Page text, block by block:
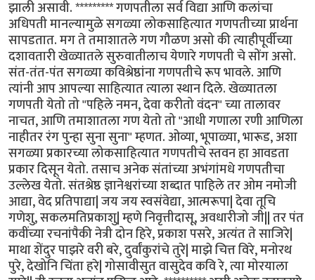
झाली असावी. ********* गणपतीला सर्व विद्या आणि कलांचा
अधिपती मानल्यामुळे सगळ्या लोकसाहित्यात गणपतीच्या प्रार्थना
सापडतात. मग ते तमाशातले गण गौळण असो की त्याहीपूर्वीच्या
दशावतारी खेळ्यातले सुरुवातीलाच येणारे गणपती चे सोंग असो.
संत-तंत-पंत सगळ्या कविश्रेष्ठांना गणपतीचे रूप भावले. आणि
त्यांनी आप आपल्या साहित्यात त्याला स्थान दिले. खेळ्यातला
गणपती येतो तो "पहिले नमन, देवा करीतो वंदन" च्या तालावर
नाचत, आणि तमाशातला गण येतो तो "आधी गणाला रणी आणिला
नाहीतर रंग पुन्हा सुना सुना" म्हणत. ओव्या, भूपाळ्या, भारूड, अशा
सगळ्या प्रकारच्या लोकसाहित्यात गणपतीचे स्तवन हा आवडता
प्रकार दिसून येतो. तसाच अनेक संतांच्या अभंगांमधे गणपतीचा
उल्लेख येतो. संतश्रेष्ठ ज्ञानेश्वरांच्या शब्दात पाहिले तर ओम नमोजी
आद्या, वेद प्रतिपाद्या| जय जय स्वसंवेद्या, आत्मरूपा| देवा तूचि
गणेशु, सकलमतिप्रकाशु| म्हणे निवृत्तीदासू, अवधारीजो जी|| तर पंत
कवींच्या रचनांपैकी नेत्री दोन हिरे, प्रकाश पसरे, अत्यंत ते साजिरे|
माथा शेंदुर पाझरे वरी बरे, दुर्वांकुरांचे तुरे| माझे चित्त विरे, मनोरथ
पुरे, देखोनि चिंता हरे| गोसावीसुत वासुदेव कवि रे, त्या मोरयाला